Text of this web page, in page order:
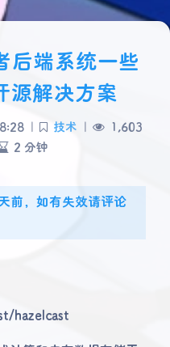
后端系统一些
源解决方案
| 技术 |
1,603
2 分钟
前，如有失效请评论
hazelcast